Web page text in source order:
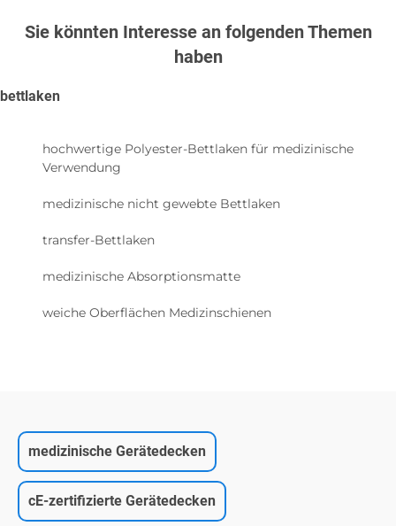
Sie könnten Interesse an folgenden Themen
haben
bettlaken
hochwertige Polyester-Bettlaken für medizinische
Verwendung
medizinische nicht gewebte Bettlaken
transfer-Bettlaken
medizinische Absorptionsmatte
weiche Oberflächen Medizinschienen
medizinische Gerätedecken
cE-zertifizierte Gerätedecken